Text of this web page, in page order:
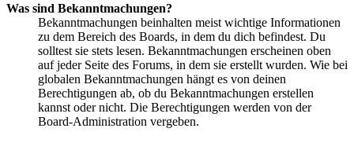
Was sind Bekanntmachungen?
Bekanntmachungen beinhalten meist wichtige Informationen
zu dem Bereich des Boards, in dem du dich befindest. Du
solltest sie stets lesen. Bekanntmachungen erscheinen oben
auf jeder Seite des Forums, in dem sie erstellt wurden. Wie bei
globalen Bekanntmachungen hängt es von deinen
Berechtigungen ab, ob du Bekanntmachungen erstellen
kannst oder nicht. Die Berechtigungen werden von der
Board-Administration vergeben.